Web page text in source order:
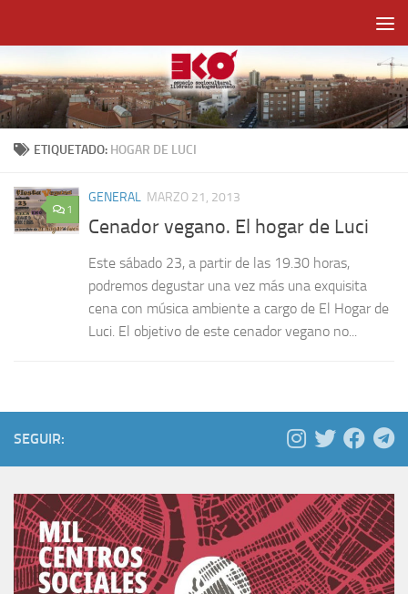
ETIQUETADO: HOGAR DE LUCI
1
GENERAL MARZO 21, 2013
Cenador vegano. El hogar de Luci
Este sábado 23, a partir de las 19.30 horas,
podremos degustar una vez más una exquisita
cena con música ambiente a cargo de El Hogar de
Luci. El objetivo de este cenador vegano no...
SEGUIR: